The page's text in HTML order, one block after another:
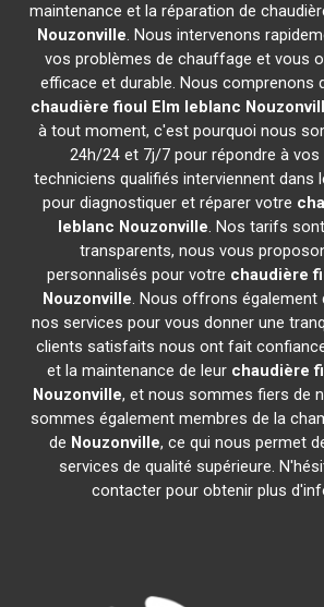
maintenance et la réparation de
Nouzonville. Nous intervenons
vos problèmes de chauffage et vous
efficace et durable. Nous comprenons
chaudière fioul Elm leblanc
à tout moment, c'est pourquoi nous
24h/24 et 7j/7 pour répondre à vos
techniciens qualifiés interviennent dans
pour diagnostiquer et réparer votre
leblanc Nouzonville. Nos tarifs
transparents, nous vous
personnalisés pour votre chaudière
Nouzonville. Nous offrons également
nos services pour vous donner une
clients satisfaits nous ont fait
et la maintenance de leur chaudière
Nouzonville, et nous sommes fiers de
sommes également membres de la
de Nouzonville, ce qui nous permet
services de qualité supérieure.
contacter pour obtenir plus